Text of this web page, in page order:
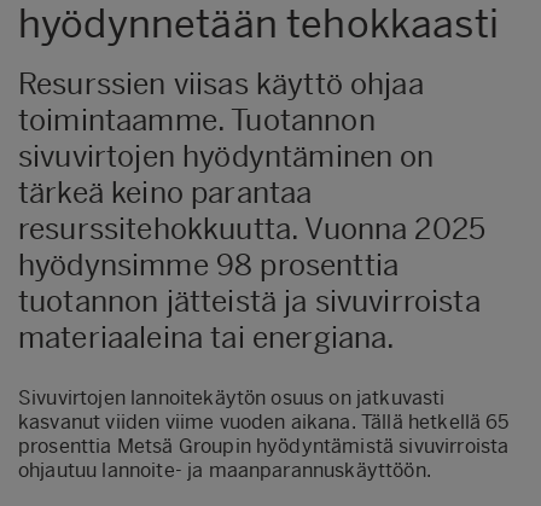
hyödynnetään tehokkaasti
Resurssien viisas käyttö ohjaa
toimintaamme. Tuotannon
sivuvirtojen hyödyntäminen on
tärkeä keino parantaa
resurssitehokkuutta. Vuonna 2025
hyödynsimme 98 prosenttia
tuotannon jätteistä ja sivuvirroista
materiaaleina tai energiana.
Sivuvirtojen lannoitekäytön osuus on jatkuvasti
kasvanut viiden viime vuoden aikana. Tällä hetkellä 65
prosenttia Metsä Groupin hyödyntämistä sivuvirroista
ohjautuu lannoite- ja maanparannuskäyttöön.